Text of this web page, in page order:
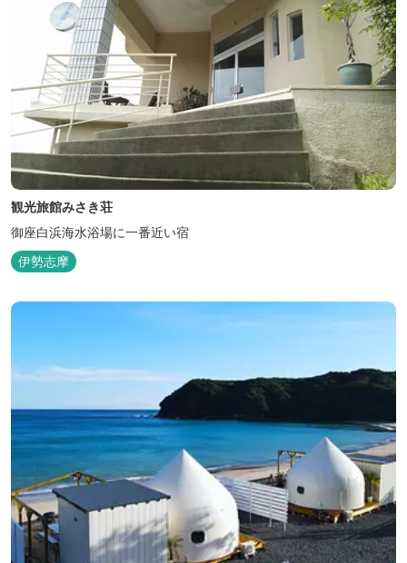
観光旅館みさき荘
御座白浜海水浴場に一番近い宿
伊勢志摩